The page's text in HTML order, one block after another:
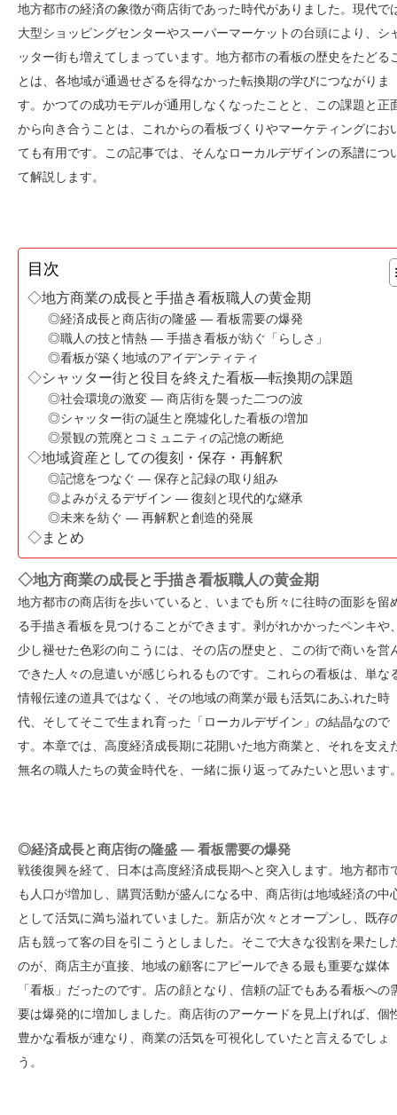
地方都市の経済の象徴が商店街であった時代がありました。現代で
大型ショッピングセンターやスーパーマーケットの台頭により、シ
ッター街も増えてしまっています。地方都市の看板の歴史をたどる
とは、各地域が通過せざるを得なかった転換期の学びにつながりま
す。かつての成功モデルが通用しなくなったことと、この課題と正
から向き合うことは、これからの看板づくりやマーケティングにお
ても有用です。この記事では、そんなローカルデザインの系譜につ
て解説します。
目次
◇地方商業の成長と手描き看板職人の黄金期
◎経済成長と商店街の隆盛 — 看板需要の爆発
◎職人の技と情熱 — 手描き看板が紡ぐ「らしさ」
◎看板が築く地域のアイデンティティ
◇シャッター街と役目を終えた看板—転換期の課題
◎社会環境の激変 — 商店街を襲った二つの波
◎シャッター街の誕生と廃墟化した看板の増加
◎景観の荒廃とコミュニティの記憶の断絶
◇地域資産としての復刻・保存・再解釈
◎記憶をつなぐ — 保存と記録の取り組み
◎よみがえるデザイン — 復刻と現代的な継承
◎未来を紡ぐ — 再解釈と創造的発展
◇まとめ
◇地方商業の成長と手描き看板職人の黄金期
地方都市の商店街を歩いていると、いまでも所々に往時の面影を留
る手描き看板を見つけることができます。剥がれかかったペンキや
少し褪せた色彩の向こうには、その店の歴史と、この街で商いを営
できた人々の息遣いが感じられるものです。これらの看板は、単な
情報伝達の道具ではなく、その地域の商業が最も活気にあふれた時
代、そしてそこで生まれ育った「ローカルデザイン」の結晶なので
す。本章では、高度経済成長期に花開いた地方商業と、それを支え
無名の職人たちの黄金時代を、一緒に振り返ってみたいと思います
◎経済成長と商店街の隆盛 — 看板需要の爆発
戦後復興を経て、日本は高度経済成長期へと突入します。地方都市
も人口が増加し、購買活動が盛んになる中、商店街は地域経済の中
として活気に満ち溢れていました。新店が次々とオープンし、既存
店も競って客の目を引こうとしました。そこで大きな役割を果たし
のが、商店主が直接、地域の顧客にアピールできる最も重要な媒体
「看板」だったのです。店の顔となり、信頼の証でもある看板への
要は爆発的に増加しました。商店街のアーケードを見上げれば、個
豊かな看板が連なり、商業の活気を可視化していたと言えるでしょ
う。